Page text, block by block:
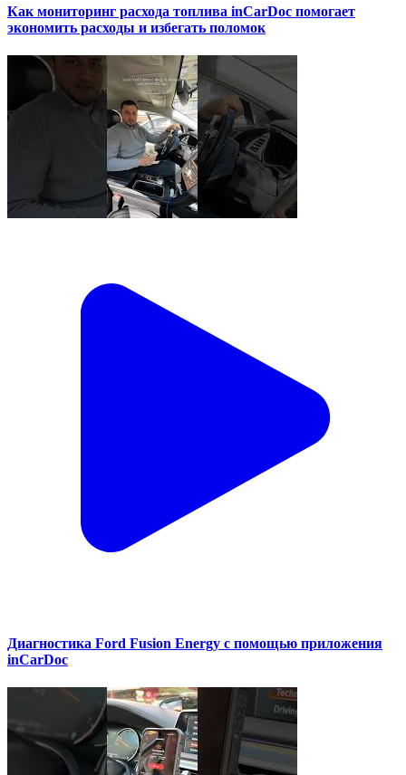
Как мониторинг расхода топлива inCarDoc помогает
экономить расходы и избегать поломок
Диагностика Ford Fusion Energy с помощью приложения
inCarDoc